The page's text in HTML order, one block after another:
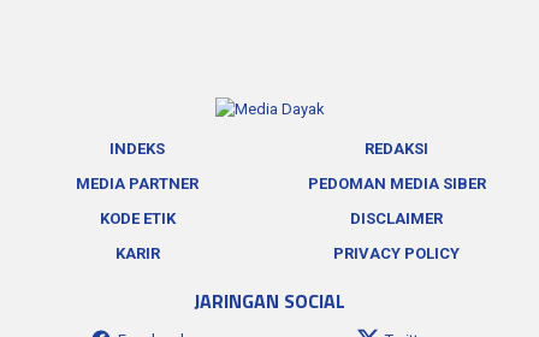
INDEKS
REDAKSI
MEDIA PARTNER
PEDOMAN MEDIA SIBER
KODE ETIK
DISCLAIMER
KARIR
PRIVACY POLICY
JARINGAN SOCIAL